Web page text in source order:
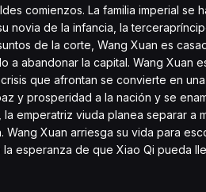
comienzos. La familia imperial se
novia de la infancia, la
de la corte, Wang Xuan es
a abandonar la capital. Wang Xuan
que afrontan se convierte en
y prosperidad a la nación y se
emperatriz viuda planea separar a
Xuan arriesga su vida para
esperanza de que Xiao Qi pueda